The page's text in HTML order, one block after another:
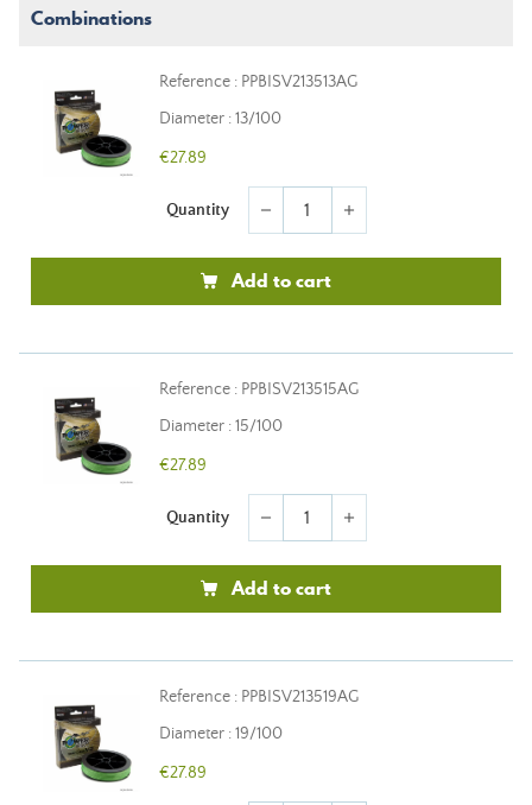
Combinations
Reference : PPBISV213513AG
Diameter : 13/100
€27.89
Quantity remove add
Add to cart
Reference : PPBISV213515AG
Diameter : 15/100
€27.89
Quantity remove add
Add to cart
Reference : PPBISV213519AG
Diameter : 19/100
€27.89